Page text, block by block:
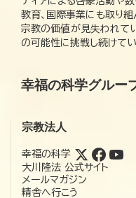
教育、国際事業にも取り組
宗教の価値が見失われて
の可能性に挑戦し続けてい
幸福の科学グルー
宗教法人
幸福の科学
大川隆法 公式サイト
メールマガジン
精舎へ行こう